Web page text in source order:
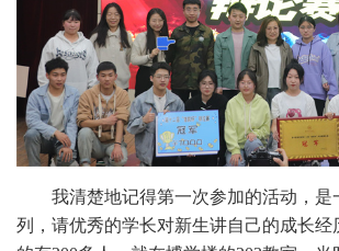
我清楚地记得第一次参加的活动，是
列，请优秀的学长对新生讲自己的成长经